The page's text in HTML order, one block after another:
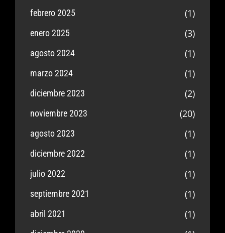
febrero 2025 (1)
enero 2025 (3)
agosto 2024 (1)
marzo 2024 (1)
diciembre 2023 (2)
noviembre 2023 (20)
agosto 2023 (1)
diciembre 2022 (1)
julio 2022 (1)
septiembre 2021 (1)
abril 2021 (1)